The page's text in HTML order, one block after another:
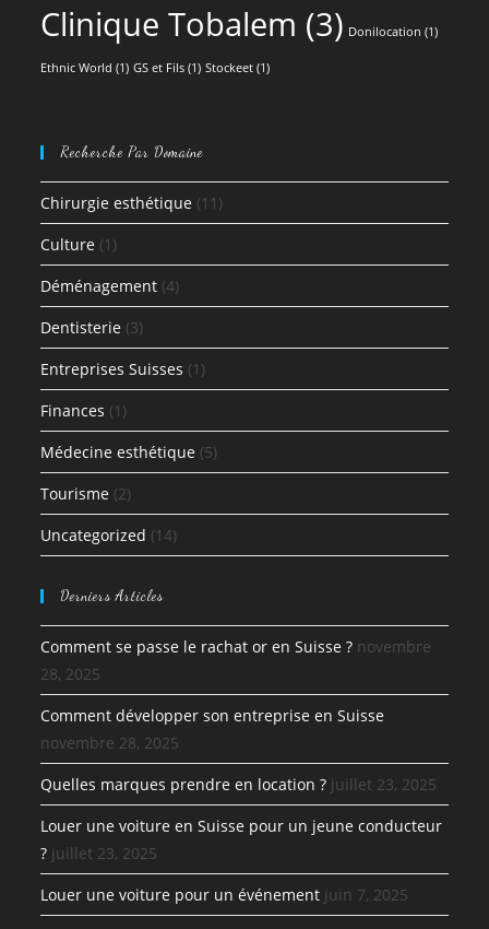
Clinique Tobalem (3) Donilocation (1)
Ethnic World (1) GS et Fils (1) Stockeet (1)
Recherche Par Domaine
Chirurgie esthétique (11)
Culture (1)
Déménagement (4)
Dentisterie (3)
Entreprises Suisses (1)
Finances (1)
Médecine esthétique (5)
Tourisme (2)
Uncategorized (14)
Derniers Articles
Comment se passe le rachat or en Suisse ? novembre
28, 2025
Comment développer son entreprise en Suisse
novembre 28, 2025
Quelles marques prendre en location ? juillet 23, 2025
Louer une voiture en Suisse pour un jeune conducteur
? juillet 23, 2025
Louer une voiture pour un événement juin 7, 2025